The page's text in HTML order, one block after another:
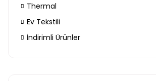
Thermal
Ev Tekstili
İndirimli Ürünler